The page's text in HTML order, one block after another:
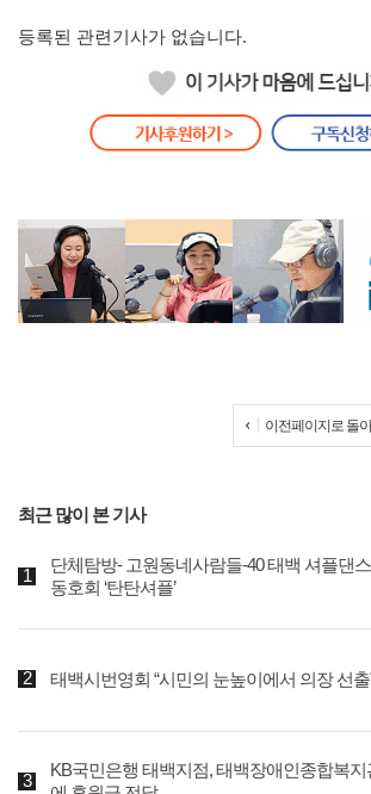
등록된 관련기사가 없습니다.
이전페이지로 돌
최근 많이 본 기사
단체탐방- 고원동네사람들-40 태백 셔플댄스
동호회 ‘탄탄셔플’
태백시번영회 “시민의 눈높이에서 의장 선출
KB국민은행 태백지점, 태백장애인종합복지